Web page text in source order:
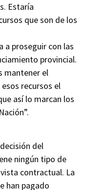
Estaría
que son de los
a proseguir con las
provincial.
mantener el
recursos el
así lo marcan los
del
ningún tipo de
contractual. La
han pagado